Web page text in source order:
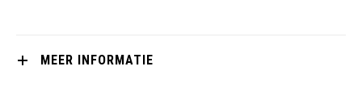
MEER INFORMATIE